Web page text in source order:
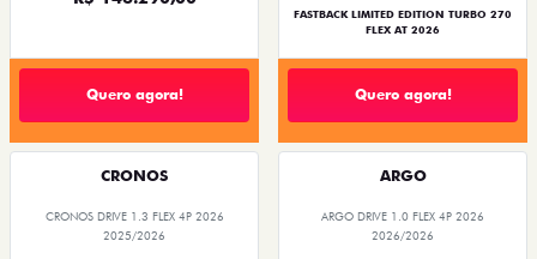
Quero agora!
FASTBACK LIMITED EDITION TURBO 270
FLEX AT 2026
Quero agora!
CRONOS
CRONOS DRIVE 1.3 FLEX 4P 2026
2025/2026
ARGO
ARGO DRIVE 1.0 FLEX 4P 2026
2026/2026